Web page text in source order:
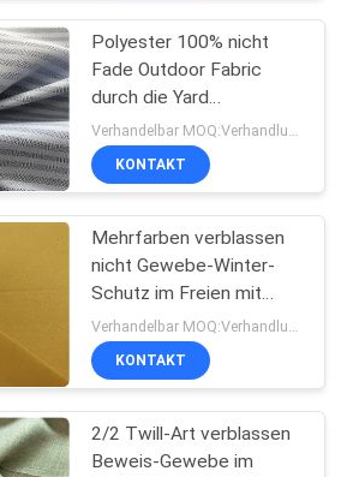
Polyester 100% nicht
Fade Outdoor Fabric
durch die Yard
Schaftmaschinen-
Fischgrätenmuster-
Beschichtung haltbar
KONTAKT
Mehrfarben verblassen
nicht Gewebe-Winter-
Schutz im Freien mit
Fischgrätenmuster-
Linien Beschichten
KONTAKT
2/2 Twill-Art verblassen
Beweis-Gewebe im